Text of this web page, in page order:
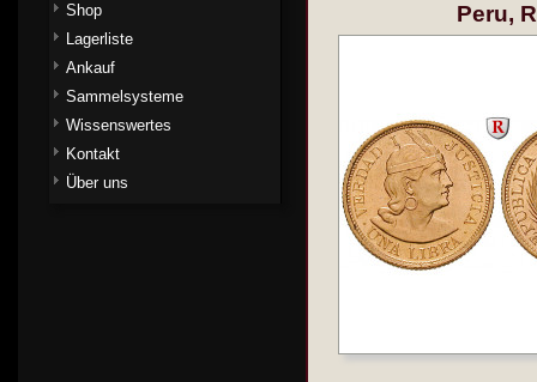
Peru,
Shop
Lagerliste
Ankauf
Sammelsysteme
Wissenswertes
Kontakt
Über uns